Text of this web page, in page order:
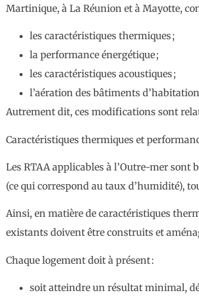
Martinique, à La Réunion et à Mayotte,
les caractéristiques thermiques ;
la performance énergétique ;
les caractéristiques acoustiques ;
l’aération des bâtiments
Autrement dit, ces modifications sont
Caractéristiques thermiques et
Les RTAA applicables à l’Outre-mer
(ce qui correspond au taux d’humidité),
Ainsi, en matière de caractéristiques
existants doivent être construits et
Chaque logement doit à présent :
soit atteindre un résultat minimal,